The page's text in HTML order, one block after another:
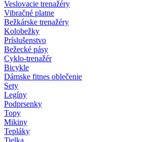
Veslovacie trenažéry
Vibračné platne
Bežkárske trenažéry
Kolobežky
Príslušenstvo
Bežecké pásy
Cyklo-trenažér
Bicykle
Dámske fitnes oblečenie
Sety
Legíny
Podprsenky
Topy
Mikiny
Tepláky
Tielka